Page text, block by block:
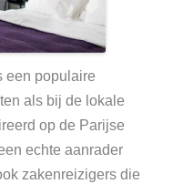
een populaire
als bij de lokale
op de Parijse
echte aanrader
zakenreizigers die